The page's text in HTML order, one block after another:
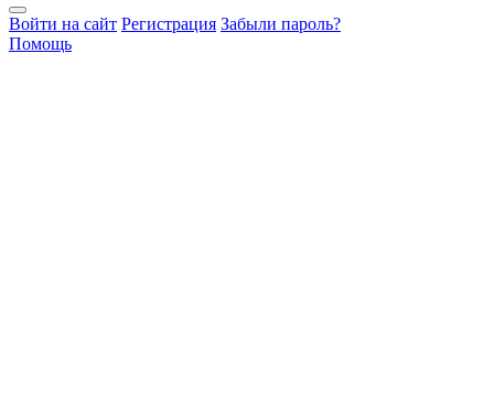
Войти на сайт Регистрация Забыли пароль?
Помощь